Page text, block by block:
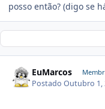
posso então? (digo se
EuMarcos
PostadoOutubro 1,